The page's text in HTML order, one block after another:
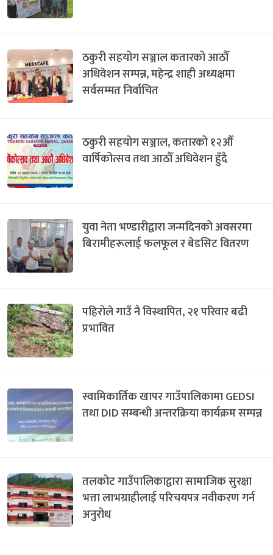
ठकुरी सहयोग सञ्जाल कतारको आठौँ
अधिवेशन सम्पन्न, महेन्द्र शाही अध्यक्षमा
सर्वसम्मत निर्वाचित
ठकुरी सहयोग सञ्जाल, कतारको १२औँ
वार्षिकोत्सव तथा आठौँ अधिवेशन हुँदै
युवा नेता भण्डारीद्वारा जन्मदिनको अवसरमा
बिरामीहरूलाई फलफूल र बेडसिट वितरण
पहिरोले गाउँ नै विस्थापित, २१ परिवार बढी
प्रभावित
स्वामिकार्तिक खापर गाउँपालिकामा GEDSI
तथा DID सम्बन्धी अन्तरक्रिया कार्यक्रम सम्पन्न
तलकोट गाउँपालिकाद्वारा सामाजिक सुरक्षा
भत्ता लाभग्राहीलाई परिचयपत्र नवीकरण गर्न
अनुरोध